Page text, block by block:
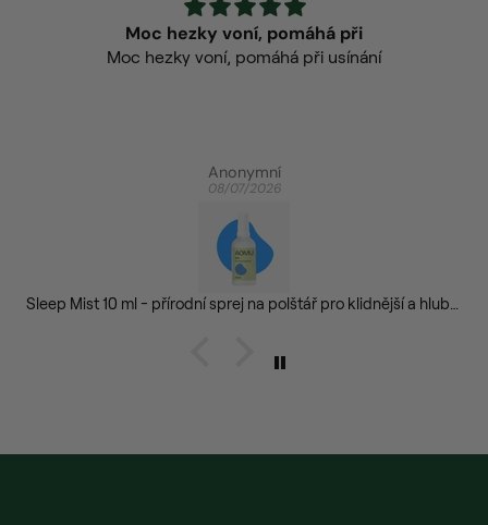
Moc hezky voní, pomáhá při
Moc hezky voní, pomáhá při usínání
Anonymní
08/07/2026